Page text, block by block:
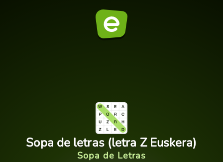
Sopa de letras (letra Z Euskera)
Sopa de Letras